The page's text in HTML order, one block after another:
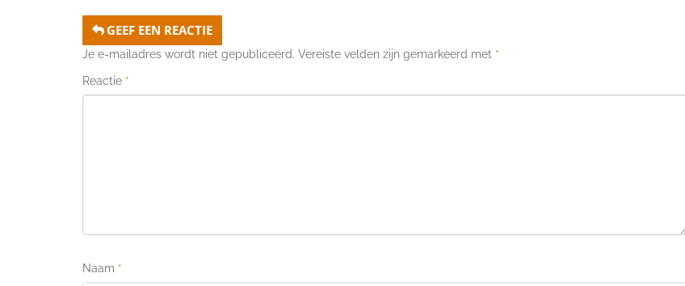
GEEF EEN REACTIE
Je e-mailadres wordt niet gepubliceerd. Vereiste velden zijn gemarkeerd met *
Reactie *
Naam *